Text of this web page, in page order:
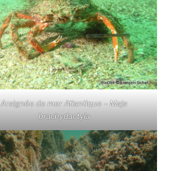
Araignée de mer Atlantique – Maja
brachydactyla